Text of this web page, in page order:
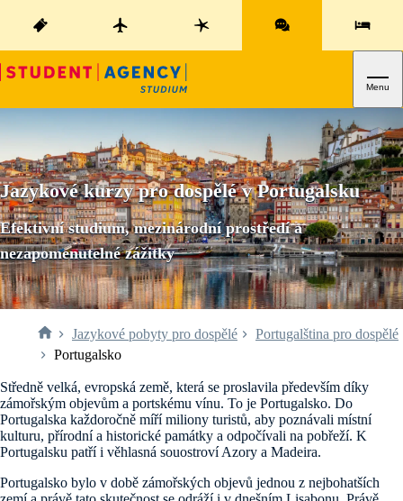
Menu
Jazykové kurzy pro dospělé v Portugalsku
Efektivní studium, mezinárodní prostředí a
nezapomenutelné zážitky
Jazykové pobyty pro dospělé
Portugalština pro dospělé
Portugalsko
Středně velká, evropská země, která se proslavila především díky
zámořským objevům a portskému vínu. To je Portugalsko. Do
Portugalska každoročně míří miliony turistů, aby poznávali místní
kulturu, přírodní a historické památky a odpočívali na pobřeží. K
Portugalsku patří i věhlasná souostroví Azory a Madeira.
Portugalsko bylo v době zámořských objevů jednou z nejbohatších